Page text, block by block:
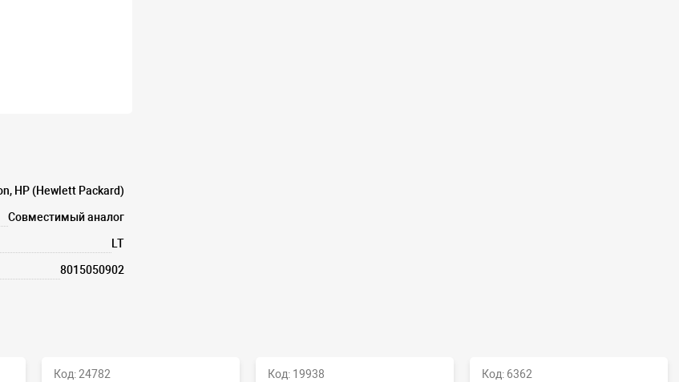
HP (Hewlett Packard)
Совместимый аналог
LT
8015050902
Код: 24782 Код: 19938 Код: 6362